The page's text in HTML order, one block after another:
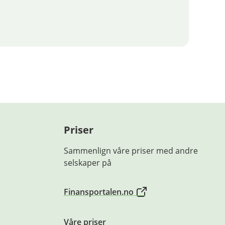
Priser
Sammenlign våre priser med andre
selskaper på
Finansportalen.no
Våre priser